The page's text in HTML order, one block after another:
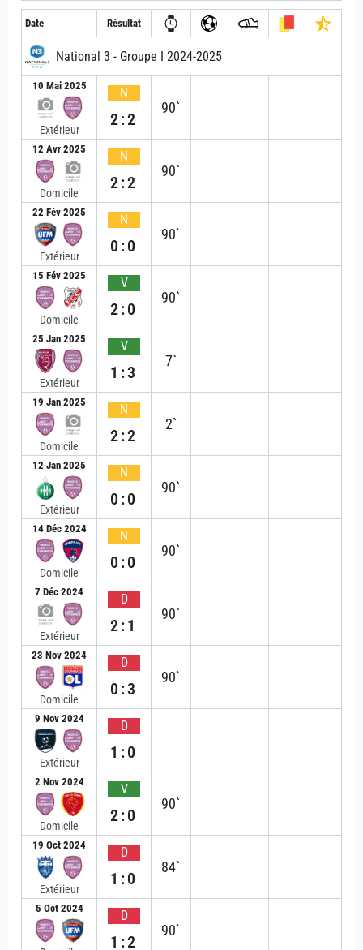
Date Résultat
National 3 - Groupe I 2024-2025
10 Mai 2025
Extérieur
N
2:2
90`
12 Avr 2025
Domicile
N
2:2
90`
22 Fév 2025
Extérieur
N
0:0
90`
15 Fév 2025
Domicile
V
2:0
90`
25 Jan 2025
Extérieur
V
1:3
7`
19 Jan 2025
Domicile
N
2:2
2`
12 Jan 2025
Extérieur
N
0:0
90`
14 Déc 2024
Domicile
N
0:0
90`
7 Déc 2024
Extérieur
D
2:1
90`
23 Nov 2024
Domicile
D
0:3
90`
9 Nov 2024
Extérieur
D
1:0
2 Nov 2024
Domicile
V
2:0
90`
19 Oct 2024
Extérieur
D
1:0
84`
5 Oct 2024 D
1:2
90`